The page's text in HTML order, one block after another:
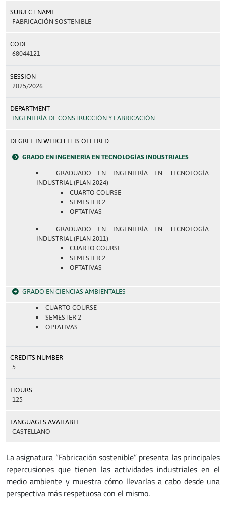
SUBJECT NAME
FABRICACIÓN SOSTENIBLE
CODE
68044121
SESSION
2025/2026
DEPARTMENT
INGENIERÍA DE CONSTRUCCIÓN Y FABRICACIÓN
DEGREE IN WHICH IT IS OFFERED
GRADO EN INGENIERÍA EN TECNOLOGÍAS INDUSTRIALES
GRADUADO EN INGENIERÍA EN TECNOLOGÍA
INDUSTRIAL (PLAN 2024)
CUARTO COURSE
SEMESTER 2
OPTATIVAS
GRADUADO EN INGENIERÍA EN TECNOLOGÍA
INDUSTRIAL (PLAN 2011)
CUARTO COURSE
SEMESTER 2
OPTATIVAS
GRADO EN CIENCIAS AMBIENTALES
CUARTO COURSE
SEMESTER 2
OPTATIVAS
CREDITS NUMBER
5
HOURS
125
LANGUAGES AVAILABLE
CASTELLANO
La asignatura “Fabricación sostenible” presenta las principales
repercusiones que tienen las actividades industriales en el
medio ambiente y muestra cómo llevarlas a cabo desde una
perspectiva más respetuosa con el mismo.